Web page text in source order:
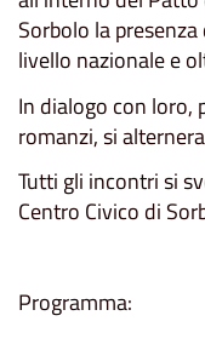
Sorbolo la
livello nazionale e
In dialogo con loro,
romanzi, si
Tutti gli incontri si
Centro Civico di
Programma: